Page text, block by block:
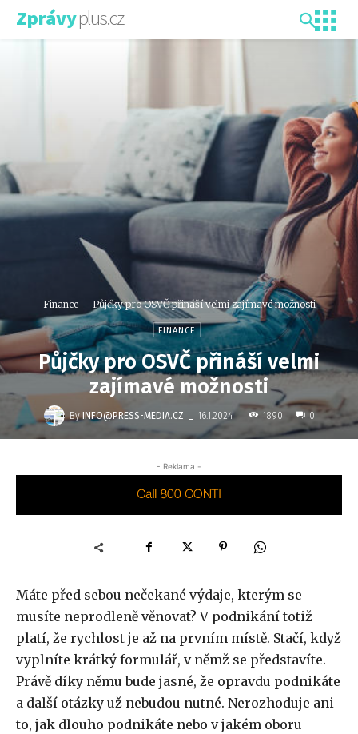
Zprávyplus.cz
Finance Půjčky pro OSVČ přináší velmi zajímavé možnosti
FINANCE
Půjčky pro OSVČ přináší velmi
zajímavé možnosti
By INFO@PRESS-MEDIA.CZ - 16.1.2024 1890 0
- Reklama -
Máte před sebou nečekané výdaje, kterým se
musíte neprodleně věnovat? V podnikání totiž
platí, že rychlost je až na prvním místě. Stačí, když
vyplníte krátký formulář, v němž se představíte.
Právě díky němu bude jasné, že opravdu podnikáte
a další otázky už nebudou nutné. Nerozhoduje ani
to, jak dlouho podnikáte nebo v jakém oboru